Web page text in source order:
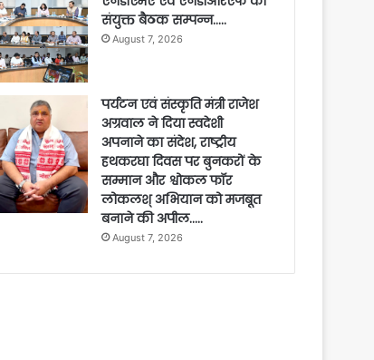
संयुक्त बैठक सम्पन्न…..
August 7, 2026
पर्यटन एवं संस्कृति मंत्री राजेश
अग्रवाल ने दिया स्वदेशी
अपनाने का संदेश, राष्ट्रीय
हथकरघा दिवस पर बुनकरों के
सम्मान और श्वोकल फॉर
लोकलश् अभियान को मजबूत
बनाने की अपील…..
August 7, 2026